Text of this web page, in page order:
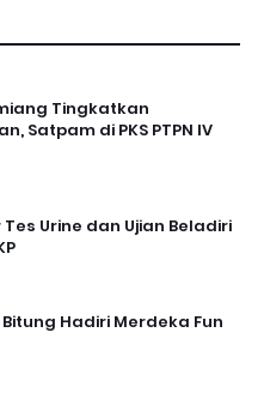
Tingkatkan
Satpam di PKS PTPN IV
Urine dan Ujian Beladiri
Hadiri Merdeka Fun